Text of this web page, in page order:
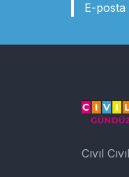
E-
Cıvıl